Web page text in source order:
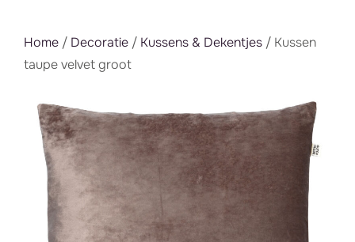
Home / Decoratie / Kussens & Dekentjes / Kussen
taupe velvet groot